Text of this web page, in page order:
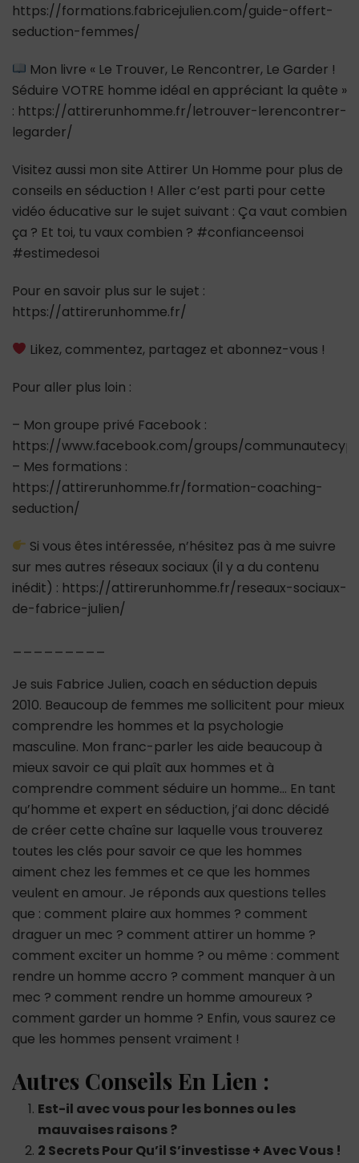
https://formations.fabricejulien.com/guide-offert-
seduction-femmes/
Mon livre « Le Trouver, Le Rencontrer, Le Garder !
Séduire VOTRE homme idéal en appréciant la quête »
: https://attirerunhomme.fr/letrouver-lerencontrer-
legarder/
Visitez aussi mon site Attirer Un Homme pour plus de
conseils en séduction ! Aller c’est parti pour cette
vidéo éducative sur le sujet suivant : Ça vaut combien
ça ? Et toi, tu vaux combien ? #confianceensoi
#estimedesoi
Pour en savoir plus sur le sujet :
https://attirerunhomme.fr/
Likez, commentez, partagez et abonnez-vous !
Pour aller plus loin :
– Mon groupe privé Facebook :
https://www.facebook.com/groups/
– Mes formations :
https://attirerunhomme.fr/formation-coaching-
seduction/
Si vous êtes intéressée, n’hésitez pas à me suivre
sur mes autres réseaux sociaux (il y a du contenu
inédit) : https://attirerunhomme.fr/reseaux-sociaux-
de-fabrice-julien/
Je suis Fabrice Julien, coach en séduction depuis
2010. Beaucoup de femmes me sollicitent pour mieux
comprendre les hommes et la psychologie
masculine. Mon franc-parler les aide beaucoup à
mieux savoir ce qui plaît aux hommes et à
comprendre comment séduire un homme… En tant
qu’homme et expert en séduction, j’ai donc décidé
de créer cette chaîne sur laquelle vous trouverez
toutes les clés pour savoir ce que les hommes
aiment chez les femmes et ce que les hommes
veulent en amour. Je réponds aux questions telles
que : comment plaire aux hommes ? comment
draguer un mec ? comment attirer un homme ?
comment exciter un homme ? ou même : comment
rendre un homme accro ? comment manquer à un
mec ? comment rendre un homme amoureux ?
comment garder un homme ? Enfin, vous saurez ce
que les hommes pensent vraiment !
Autres Conseils En Lien :
Est-il avec vous pour les bonnes ou les
mauvaises raisons ?
2 Secrets Pour Qu’il S’investisse + Avec Vous !